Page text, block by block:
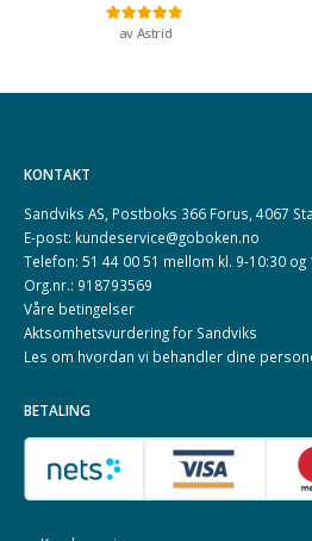
Vurdert5
av Astrid
KONTAKT
Sandviks AS, Postboks 366 Forus, 4067
E-post: kundeservice@goboken.no
Telefon: 51 44 00 51 mellom kl. 9-10:30 og
Org.nr.: 918793569
Våre betingelser
Aktsomhetsvurdering for Sandviks
Les om hvordan vi behandler dine
BETALING